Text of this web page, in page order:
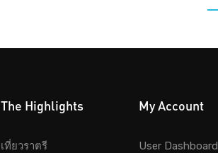
The Highlights
เที่ยวราตรี
My Account
User Dashboard